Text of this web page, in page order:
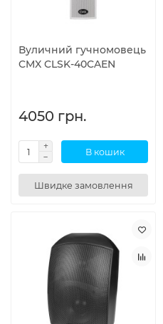
Вуличний гучномовець
CMX CLSK-40CAEN
4050 грн.
В кошик
Швидке замовлення